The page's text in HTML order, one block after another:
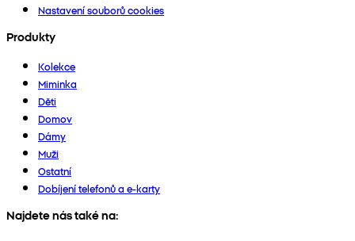
Nastavení souborů cookies
Produkty
Kolekce
Miminka
Děti
Domov
Dámy
Muži
Ostatní
Dobíjení telefonů a e-karty
Najdete nás také na: